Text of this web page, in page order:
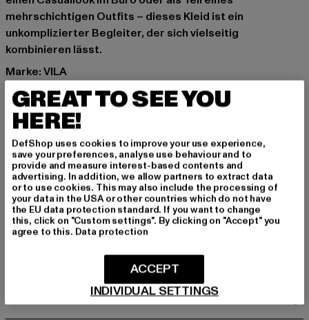
mehrschichtigen Outfits – dieses Kleid ist ein
unkomplizierter Begleiter, der sich vielseitig
kombinieren lässt.
Marke: VILA
Kat.: Day Dresses
Farbe: blau
Hersteller Farbe: blue
Materialzusammensetzung: 92% Polyester, 8% Elasthan
Art.Nr: 14074965-00064
Hersteller: Bestseller Textilhandels GmbH |
hamburg@bestseller.com
Modering 1,Haus A | 22457 Hamburg | DE
GRÖSSE & PASSFORM
PFLEGEHINWEISE
GREAT TO SEE YOU
HERE!
DefShop uses cookies to improve your use experience,
save your preferences, analyse use behaviour and to
provide and measure interest-based contents and
advertising. In addition, we allow partners to extract data
or to use cookies. This may also include the processing of
your data in the USA or other countries which do not have
the EU data protection standard. If you want to change
this, click on "Custom settings". By clicking on "Accept" you
agree to this. Data protection
INDIVIDUAL SETTINGS
ACCEPT